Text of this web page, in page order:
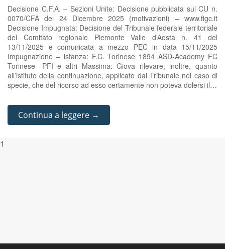
Decisione C.F.A. – Sezioni Unite: Decisione pubblicata sul CU n.
0070/CFA del 24 Dicembre 2025 (motivazioni) – www.figc.it
Decisione Impugnata: Decisione del Tribunale federale territoriale
del Comitato regionale Piemonte Valle d’Aosta n. 41 del
13/11/2025 e comunicata a mezzo PEC in data 15/11/2025
Impugnazione – istanza: F.C. Torinese 1894 ASD-Academy FC
Torinese -PFI e altri Massima: Giova rilevare, inoltre, quanto
all’istituto della continuazione, applicato dal Tribunale nel caso di
specie, che del ricorso ad esso certamente non poteva dolersi il…
Continua a leggere →
1